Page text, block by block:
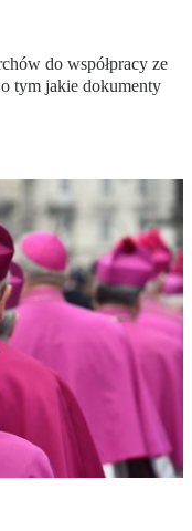
do współpracy ze
tym jakie dokumenty